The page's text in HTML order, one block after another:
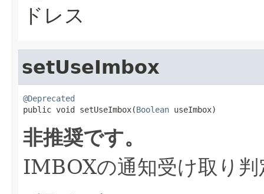
ドレス
setUseImbox
@Deprecated
public void setUseImbox(Boolean useImbox)
非推奨です。
IMBOXの通知受け取り判